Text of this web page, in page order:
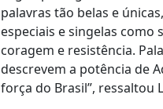
palavras tão belas e
especiais e singelas como
coragem e resistência.
descrevem a potência de
força do Brasil”, ressaltou